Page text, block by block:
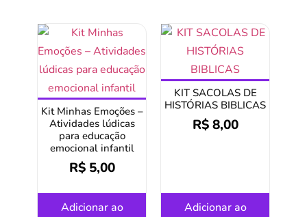
Kit Minhas Emoções –
Atividades lúdicas
para educação
emocional infantil
R$5,00
Adicionar ao
KIT SACOLAS DE
HISTÓRIAS BIBLICAS
R$8,00
Adicionar ao